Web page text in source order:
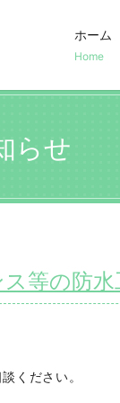
ホーム
Home
らせ
等の防水
ください。